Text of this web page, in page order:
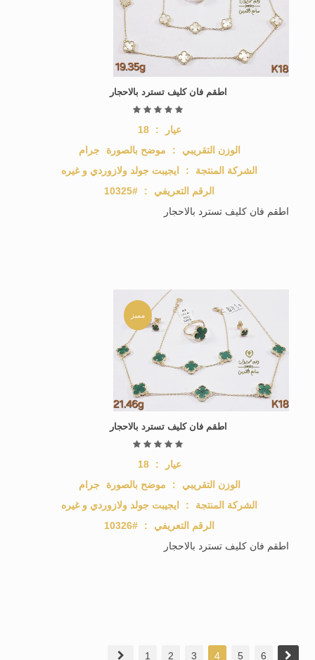
اطقم فان كليف تسترد بالاحجار
عيار :
18
الوزن التقريبي
: موضح بالصورة
جرام
الشركة المنتجة
:
ايجيبت جولد ولازوردي و غيره
الرقم التعريفي
:
#10325
اطقم فان كليف تسترد بالاحجار
مميز
اطقم فان كليف تسترد بالاحجار
عيار :
18
الوزن التقريبي
: موضح بالصورة
جرام
الشركة المنتجة
:
ايجيبت جولد ولازوردي و غيره
الرقم التعريفي
:
#10326
اطقم فان كليف تسترد بالاحجار
1 2 3 4 5 6